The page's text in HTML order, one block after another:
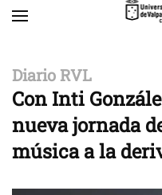
Diario RVL
Con Inti
nueva jornada
música a la